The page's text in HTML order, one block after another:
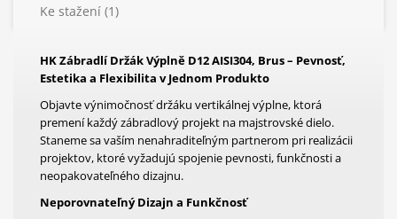
Ke stažení (1)
HK Zábradlí Držák Výplně D12 AISI304, Brus – Pevnosť,
Estetika a Flexibilita v Jednom Produkto
Objavte výnimočnosť držáku vertikálnej výplne, ktorá
premení každý zábradlový projekt na majstrovské dielo.
Staneme sa vaším nenahraditeľným partnerom pri realizácii
projektov, ktoré vyžadujú spojenie pevnosti, funkčnosti a
neopakovateľného dizajnu.
Neporovnateľný Dizajn a Funkčnosť